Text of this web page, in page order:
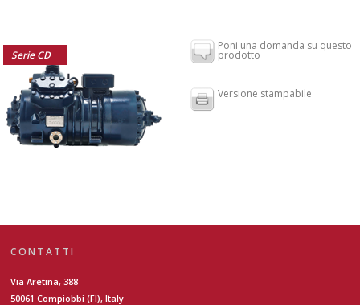
Serie CD
Poni una domanda su questo
prodotto
Versione stampabile
CONTATTI
Via Aretina, 388
50061 Compiobbi (FI), Italy